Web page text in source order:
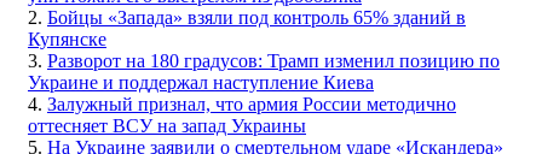
2. Бойцы «Запада» взяли под контроль 65% зданий в
Купянске
3. Разворот на 180 градусов: Трамп изменил позицию по
Украине и поддержал наступление Киева
4. Залужный признал, что армия России методично
оттесняет ВСУ на запад Украины
5. На Украине заявили о смертельном ударе «Искандера»